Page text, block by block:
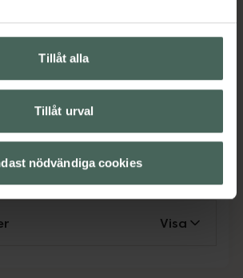
Tillåt alla
Tillåt urval
nödvändiga cookies
Multivitamin
mineraler
mineraler
Visa